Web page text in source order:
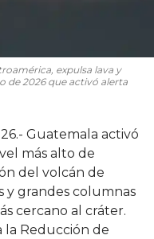
expulsa lava y
de 2026 que activó alerta
Guatemala activó
más alto de
del volcán de
y grandes columnas
cercano al cráter.
la Reducción de